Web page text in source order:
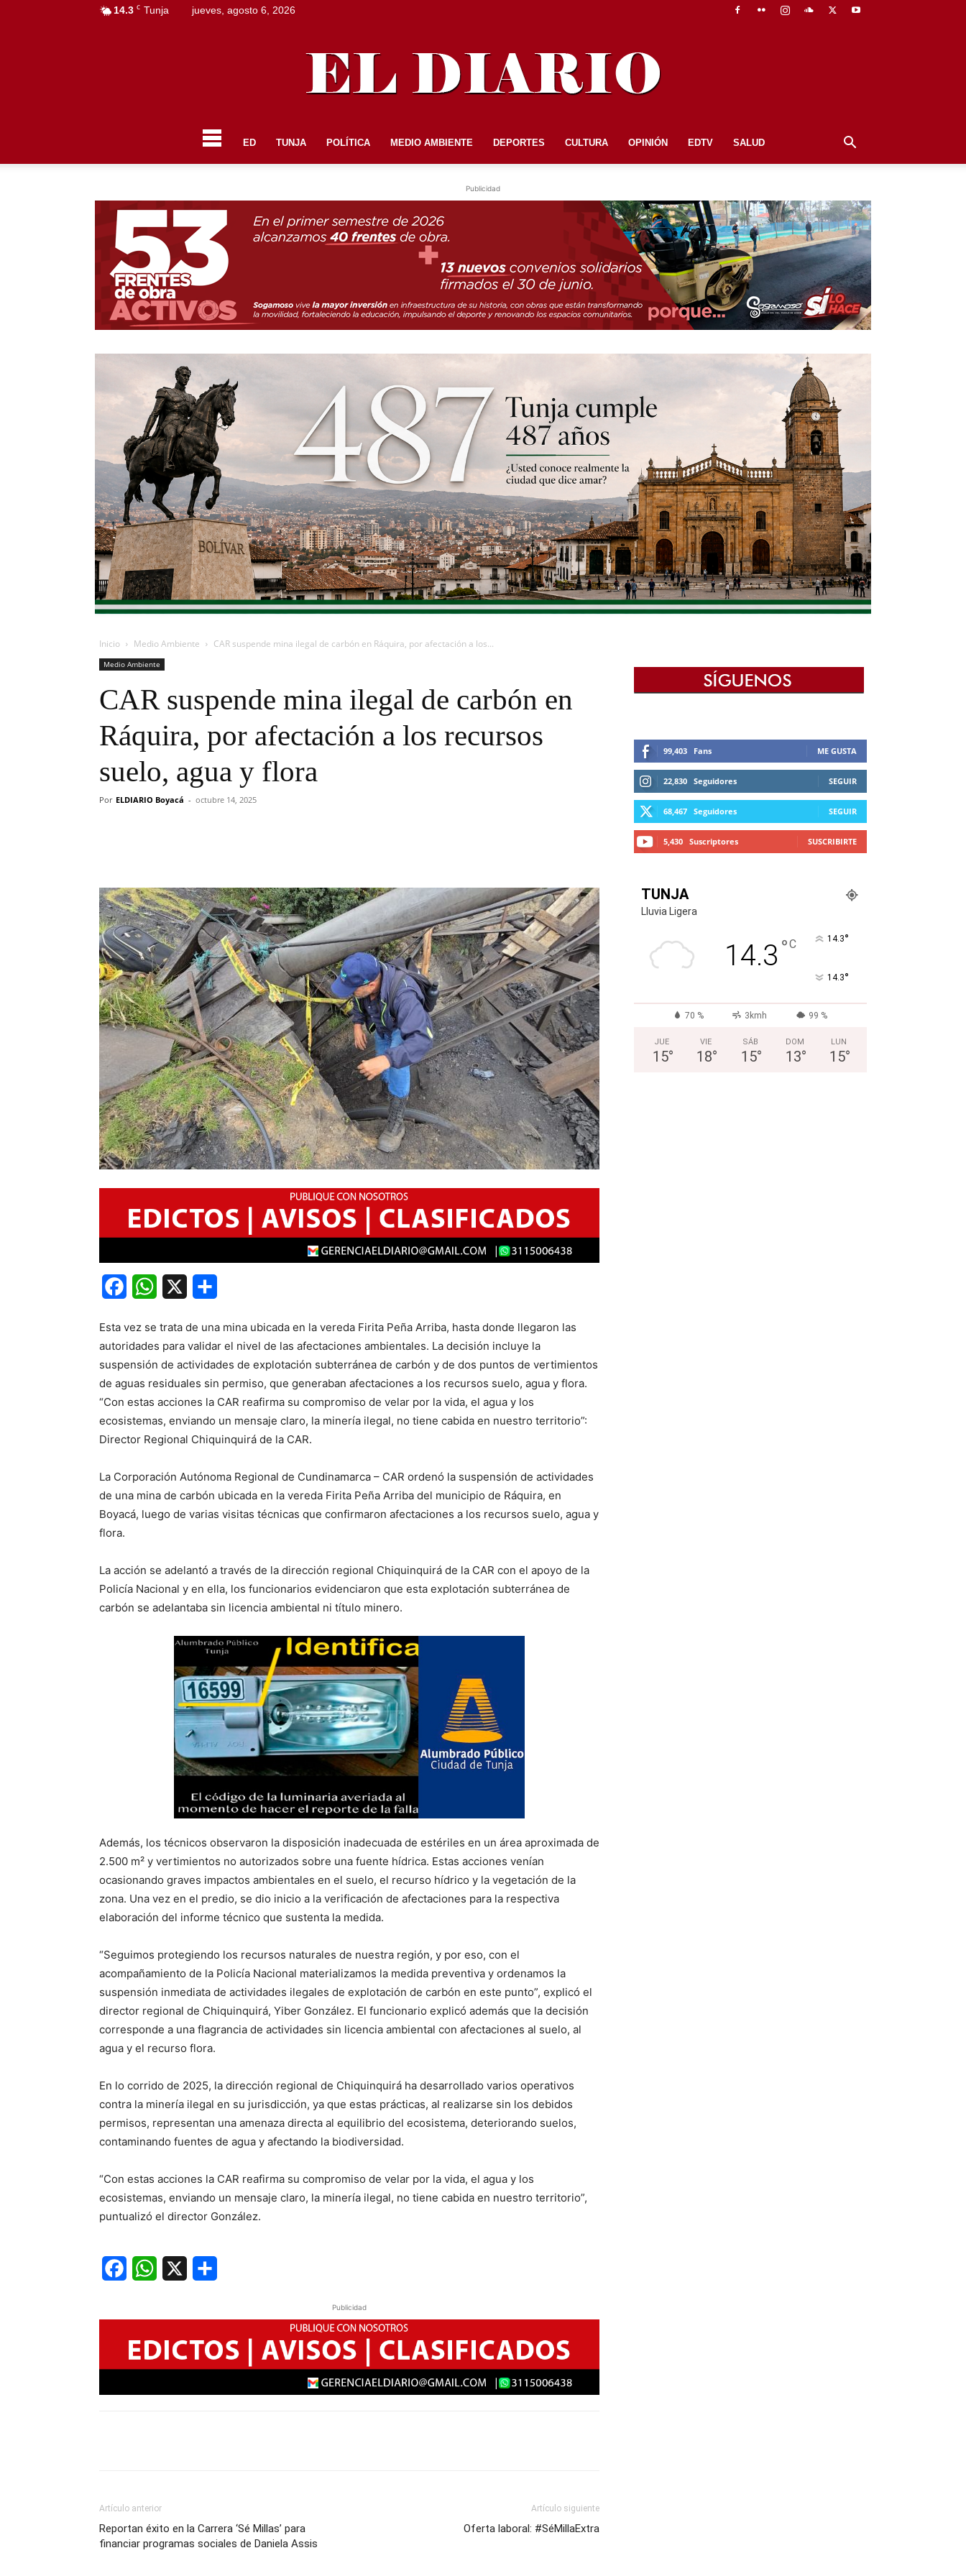
14.3 C Tunja jueves, agosto 6, 2026
DIARIO
ED TUNJA POLÍTICA MEDIO AMBIENTE DEPORTES CULTURA OPINIÓN EDTV SALUD
Publicidad
Inicio Medio Ambiente CAR suspende mina ilegal de carbón en Ráquira, por afectación a los...
Medio Ambiente
CAR suspende mina ilegal de carbón en
Ráquira, por afectación a los recursos
suelo, agua y flora
Por ELDIARIO Boyacá - octubre 14, 2025
FacebookWhatsApp
Esta vez se trata de una mina ubicada en la vereda Firita Peña Arriba, hasta donde llegaron las
autoridades para validar el nivel de las afectaciones ambientales. La decisión incluye la
suspensión de actividades de explotación subterránea de carbón y de dos puntos de vertimientos
de aguas residuales sin permiso, que generaban afectaciones a los recursos suelo, agua y flora.
“Con estas acciones la CAR reafirma su compromiso de velar por la vida, el agua y los
ecosistemas, enviando un mensaje claro, la minería ilegal, no tiene cabida en nuestro territorio”:
Director Regional Chiquinquirá de la CAR.
La Corporación Autónoma Regional de Cundinamarca – CAR ordenó la suspensión de actividades
de una mina de carbón ubicada en la vereda Firita Peña Arriba del municipio de Ráquira, en
Boyacá, luego de varias visitas técnicas que confirmaron afectaciones a los recursos suelo, agua y
flora.
La acción se adelantó a través de la dirección regional Chiquinquirá de la CAR con el apoyo de la
Policía Nacional y en ella, los funcionarios evidenciaron que esta explotación subterránea de
carbón se adelantaba sin licencia ambiental ni título minero.
Además, los técnicos observaron la disposición inadecuada de estériles en un área aproximada de
2.500 m² y vertimientos no autorizados sobre una fuente hídrica. Estas acciones venían
ocasionando graves impactos ambientales en el suelo, el recurso hídrico y la vegetación de la
zona. Una vez en el predio, se dio inicio a la verificación de afectaciones para la respectiva
elaboración del informe técnico que sustenta la medida.
“Seguimos protegiendo los recursos naturales de nuestra región, y por eso, con el
acompañamiento de la Policía Nacional materializamos la medida preventiva y ordenamos la
suspensión inmediata de actividades ilegales de explotación de carbón en este punto”, explicó el
director regional de Chiquinquirá, Yiber González. El funcionario explicó además que la decisión
corresponde a una flagrancia de actividades sin licencia ambiental con afectaciones al suelo, al
agua y el recurso flora.
En lo corrido de 2025, la dirección regional de Chiquinquirá ha desarrollado varios operativos
contra la minería ilegal en su jurisdicción, ya que estas prácticas, al realizarse sin los debidos
permisos, representan una amenaza directa al equilibrio del ecosistema, deteriorando suelos,
contaminando fuentes de agua y afectando la biodiversidad.
“Con estas acciones la CAR reafirma su compromiso de velar por la vida, el agua y los
ecosistemas, enviando un mensaje claro, la minería ilegal, no tiene cabida en nuestro territorio”,
puntualizó el director González.
FacebookWhatsApp
Publicidad
Artículo anterior
Reportan éxito en la Carrera ‘Sé Millas’ para
financiar programas sociales de Daniela Assis
Artículo siguiente
Oferta laboral: #SéMillaExtra
99,403 Fans ME GUSTA
22,830 Seguidores SEGUIR
68,467 Seguidores SEGUIR
5,430 Suscriptores SUSCRIBIRTE
TUNJA
Lluvia Ligera
14.3 °C 14.3°
14.3°
70 % 3kmh 99 %
JUE
15°
VIE
18°
SÁB
15°
DOM
13°
LUN
15°